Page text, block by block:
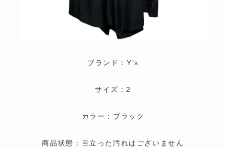
ブランド：Y’s
サイズ：2
カラー：ブラック
商品状態：目立った汚れはございません